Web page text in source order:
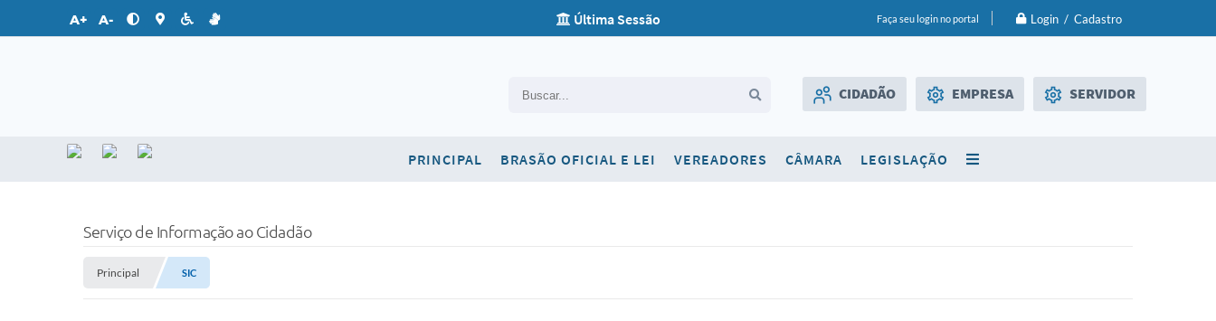
Faça seu login no portal Login / Cadastro
A+ A- Última Sessão
CIDADÃO
Concursos
EMPRESA
SIC
SERVIDOR
PRINCIPAL BRASÃO OFICIAL E LEI VEREADORES CÂMARA LEGISLAÇÃO
Serviço de Informação ao Cidadão
Principal SIC